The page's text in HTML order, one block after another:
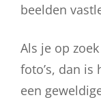
beelden
Als je op
foto’s, dan
een